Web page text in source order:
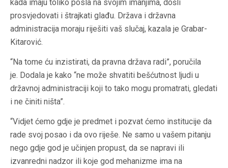
kada imaju toliko posla na svojim imanjima, došli
prosvjedovati i štrajkati glađu. Država i državna
administracija moraju riješiti vaš slučaj, kazala je Grabar-
Kitarović.
“Na tome ću inzistirati, da pravna država radi”, poručila
je. Dodala je kako “ne može shvatiti bešćutnost ljudi u
državnoj administraciji koji to tako mogu promatrati, gledati
i ne činiti ništa”.
“Vidjet ćemo gdje je predmet i pozvat ćemo institucije da
rade svoj posao i da ovo riješe. Ne samo u vašem pitanju
nego gdje god je učinjen propust, da se napravi ili
izvanredni nadzor ili koje god mehanizme ima na